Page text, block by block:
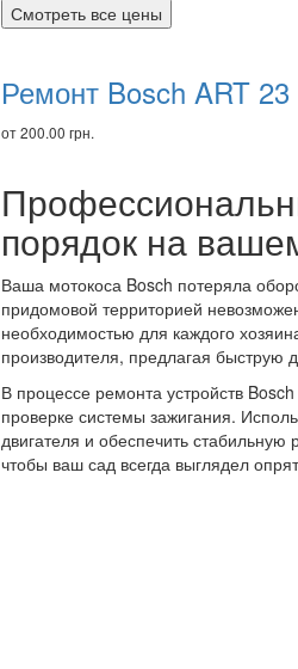
Смотреть все цены
товары
Ремонт Bosch ART
от 200.00 грн.
порядок на
Ваша мотокоса Bosch потеряла
придомовой территорией
необходимостью для каждого
производителя, предлагая быструю
В процессе ремонта устройств
проверке системы зажигания.
двигателя и обеспечить
чтобы ваш сад всегда выглядел